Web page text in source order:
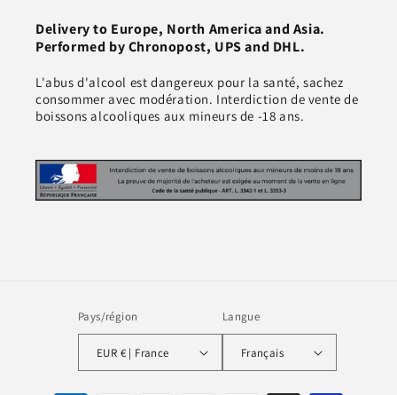
Delivery to Europe, North America and Asia.
Performed by Chronopost, UPS and DHL.
L'abus d'alcool est dangereux pour la santé, sachez
consommer avec modération. Interdiction de vente de
boissons alcooliques aux mineurs de -18 ans.
Pays/région
EUR € | France
Langue
Français